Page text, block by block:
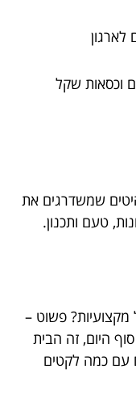
וכסאות שקל
שמשדרגים את
טעם ותכנון.
מקצועיות? פשוט –
היום, זה הבית
עם כמה לקטים